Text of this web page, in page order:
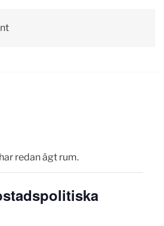
redan ägt rum.